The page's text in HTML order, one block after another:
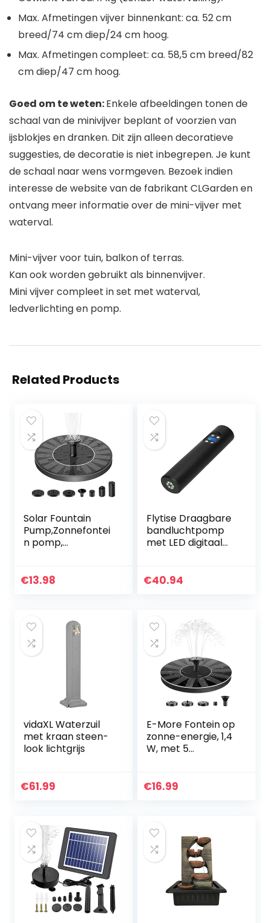
Max. Afmetingen vijver binnenkant: ca. 52 cm
breed/74 cm diep/24 cm hoog.
Max. Afmetingen compleet: ca. 58,5 cm breed/82
cm diep/47 cm hoog.
Goed om te weten:Enkele afbeeldingen tonen de
schaal van de minivijver beplant of voorzien van
ijsblokjes en dranken. Dit zijn alleen decoratieve
suggesties, de decoratie is niet inbegrepen. Je kunt
de schaal naar wens vormgeven. Bezoek indien
interesse de website van de fabrikant CLGarden en
ontvang meer informatie over de mini-vijver met
waterval.
Mini-vijver voor tuin, balkon of terras.
Kan ook worden gebruikt als binnenvijver.
Mini vijver compleet in set met waterval,
ledverlichting en pomp.
Related Products
Solar Fountain
Pump,Zonnefontei
n pomp,
vogelbad,
€13.98
Flytise Draagbare
bandluchtpomp
met LED digitaal
oplaadbare
€40.94
vidaXL Waterzuil
met kraan steen-
look lichtgrijs
€61.99
E-More Fontein op
zonne-energie, 1,4
W, met 5
zonne-
€16.99